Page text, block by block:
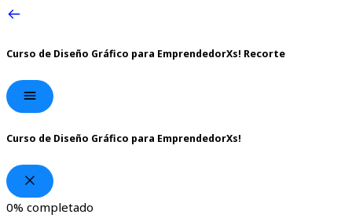
Curso de Diseño Gráfico para EmprendedorXs! Recorte
Curso de Diseño Gráfico para EmprendedorXs!
0% completado